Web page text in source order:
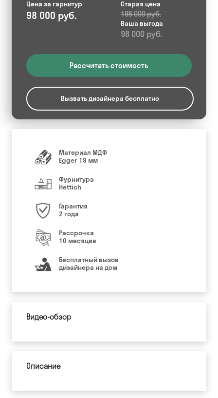
Цена за гарнитур
98 000 руб.
Старая цена
196 000 руб.
Ваша выгода
98 000 руб.
Рассчитать стоимость
Вызвать дизайнера бесплатно
Материал МДФ
Egger 19 мм
Фурнитура
Hettich
Гарантия
2 года
Рассрочка
10 месяцев
Бесплатный вызов
дизайнера на дом
Видео-обзор
Описание